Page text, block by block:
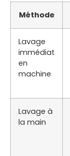
Méthode
Lavage
immédiat
en
machine
Lavage à
la main